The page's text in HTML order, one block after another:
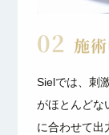
02 施
Sielでは、刺
がほとんどな
に合わせて出